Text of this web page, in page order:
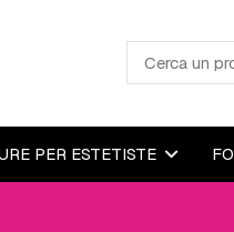
PER ESTETISTE